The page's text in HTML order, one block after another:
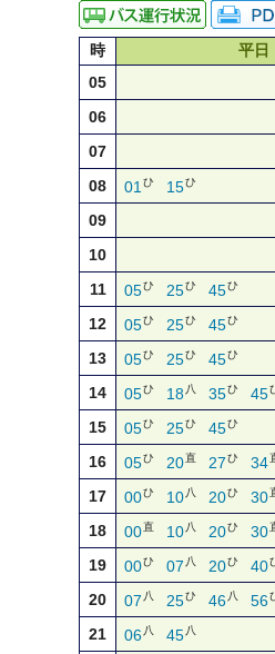
時 平日
05
06
07
08
01 ひ 15ひ
09
10
11 05ひ 25ひ 45ひ
12 05ひ 25ひ 45ひ
13 05ひ 25ひ 45ひ
14 05ひ 18 八 35ひ 45
15 05ひ 25ひ 45ひ
16 05ひ 20直 27ひ 34
17 00ひ 10 八 20ひ 30
18 00直 10 八 20ひ 30
19 00ひ 07 八 20ひ 40
20 07 八 25ひ 46 八 56
21 06 八 45 八